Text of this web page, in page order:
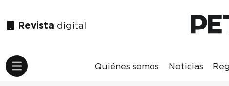
Revista digital
Quiénes somos Noticias